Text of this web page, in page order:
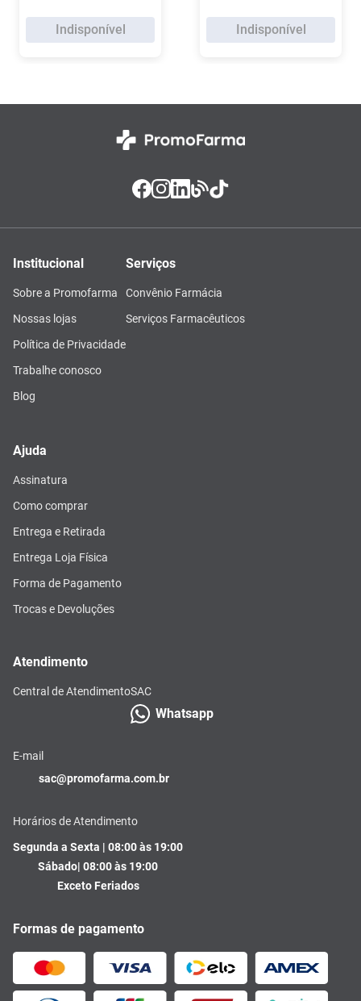
Indisponível Indisponível
Institucional
Sobre a Promofarma
Nossas lojas
Política de Privacidade
Trabalhe conosco
Blog
Serviços
Convênio Farmácia
Serviços Farmacêuticos
Ajuda
Assinatura
Como comprar
Entrega e Retirada
Entrega Loja Física
Forma de Pagamento
Trocas e Devoluções
Atendimento
Central de AtendimentoSAC
Whatsapp
E-mail
sac@promofarma.com.br
Horários de Atendimento
Segunda a Sexta | 08:00 às 19:00
Sábado| 08:00 às 19:00
Exceto Feriados
Formas de pagamento